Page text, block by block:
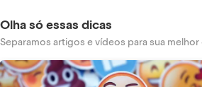
Olha só essas dicas
Separamos artigos e vídeos para sua